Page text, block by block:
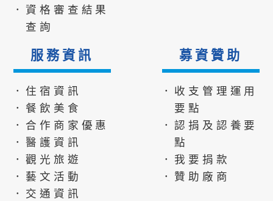
．資格審查結果
查詢
服務資訊
．住宿資訊
．餐飲美食
．合作商家優惠
．醫護資訊
．觀光旅遊
．藝文活動
．交通資訊
募資贊助
．收支管理運用
要點
．認捐及認養要
點
．我要捐款
．贊助廠商